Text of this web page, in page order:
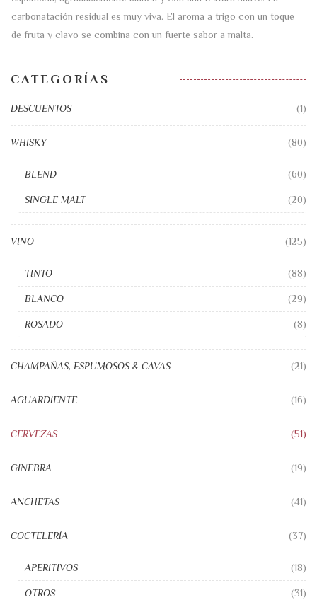
carbonatación residual es muy viva. El aroma a trigo con un toque
de fruta y clavo se combina con un fuerte sabor a malta.
CATEGORÍAS
DESCUENTOS (1)
WHISKY (80)
BLEND (60)
SINGLE MALT (20)
VINO (125)
TINTO (88)
BLANCO (29)
ROSADO (8)
CHAMPAÑAS, ESPUMOSOS & CAVAS (21)
AGUARDIENTE (16)
CERVEZAS (51)
GINEBRA (19)
ANCHETAS (41)
COCTELERÍA (37)
APERITIVOS (18)
OTROS (31)